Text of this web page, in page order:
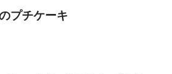
プチケーキ